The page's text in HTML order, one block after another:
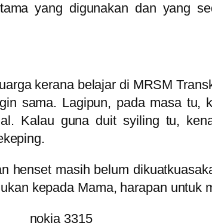
yang digunakan dan yang
kerana belajar di MRSM
sama. Lagipun, pada masa tu,
Kalau guna duit syiling tu,
henset masih belum
kepada Mama, harapan untuk